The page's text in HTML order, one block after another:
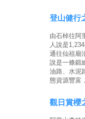
登山健行
由石棹往阿
人說是
通往仙祖廟
說是一條鍛
油路、水泥
態資源豐富
觀日賞櫻